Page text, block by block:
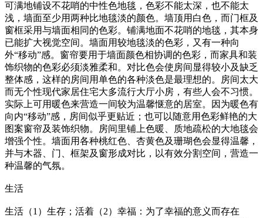
可满地铺设不花哨的中性色地毯，色彩不能太深，也不能太
浅，墙面至少用两种比地毯淡的颜色。墙顶用白色，而门框及
窗框采用与墙面相同的色彩。铺满地面不花哨的地毯，其本身
已能扩大视觉空间。墙面用较地毯淡的色彩，又有一种向
外“移动”感。窗帘要用于墙面颜色相协调的色彩，而家具和装
饰织物的色彩必须淡雅柔和。对比色会使房间显得较小及缺乏
整体感，这样的房间用单色的各种淡色是最理想的。房间太大
而无个性现代家居住宅大多流行大厅小房，有些人会不习惯。
实际上可用暖色来营造一间较为温馨惬意的居室。因为暖色有
向内“移动”感，房间似乎更贴近；也可以随意用色彩鲜艳的大
图案窗帘及装饰织物。房间里铺上色暖、质地疏松的大地毯会
增强个性。墙面用各种桃红色、杏黄色及珊瑚色会显得温馨，
并与木器、门、框架及窗形成对比，以有效分割空间，营造一
种温馨的气氛。
生活
生活（1）生存；活着（2）幸福：为了幸福的意义而存在